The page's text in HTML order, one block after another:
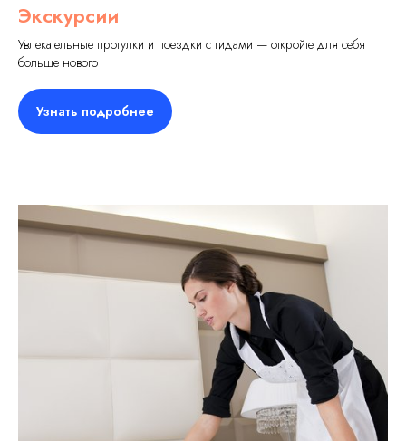
Экскурсии
Увлекательные прогулки и поездки с гидами — откройте для себя
больше нового
Узнать подробнее